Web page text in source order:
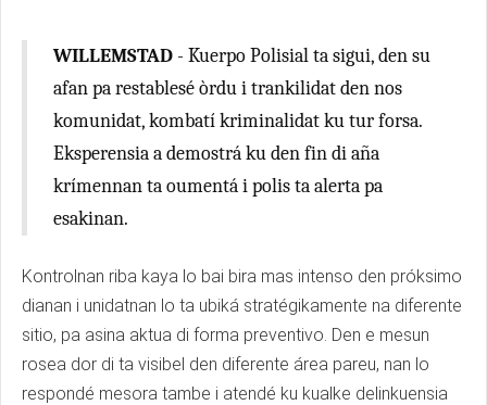
WILLEMSTAD - Kuerpo Polisial ta sigui, den su
afan pa restablesé òrdu i trankilidat den nos
komunidat, kombatí kriminalidat ku tur forsa.
Eksperensia a demostrá ku den fin di aña
krímennan ta oumentá i polis ta alerta pa
esakinan.
Kontrolnan riba kaya lo bai bira mas intenso den próksimo
dianan i unidatnan lo ta ubiká stratégikamente na diferente
sitio, pa asina aktua di forma preventivo. Den e mesun
rosea dor di ta visibel den diferente área pareu, nan lo
respondé mesora tambe i atendé ku kualke delinkuensia